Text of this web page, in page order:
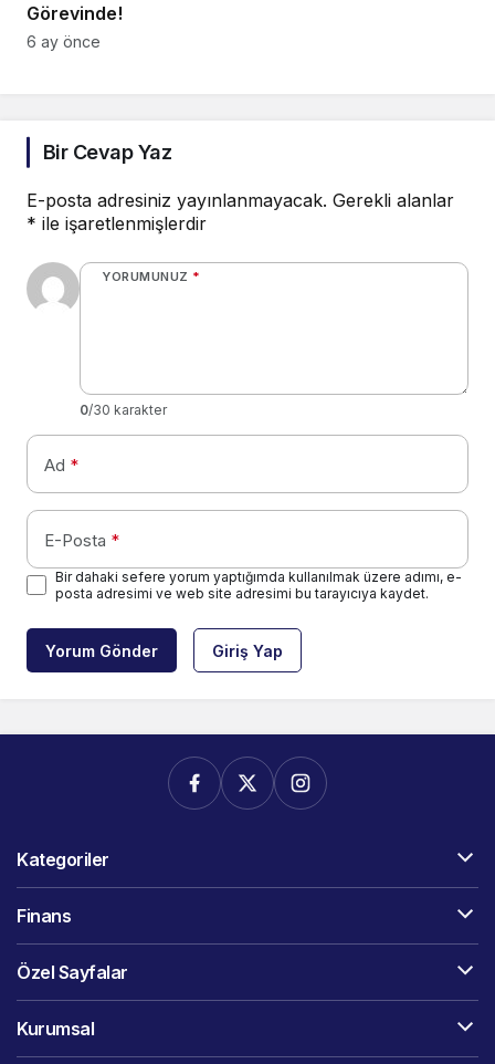
Görevinde!
6 ay önce
Bir Cevap Yaz
E-posta adresiniz yayınlanmayacak. Gerekli alanlar
* ile işaretlenmişlerdir
YORUMUNUZ *
0/30 karakter
Ad *
E-Posta *
Bir dahaki sefere yorum yaptığımda kullanılmak üzere adımı, e-
posta adresimi ve web site adresimi bu tarayıcıya kaydet.
Yorum Gönder Giriş Yap
Kategoriler
Finans
Özel Sayfalar
Kurumsal